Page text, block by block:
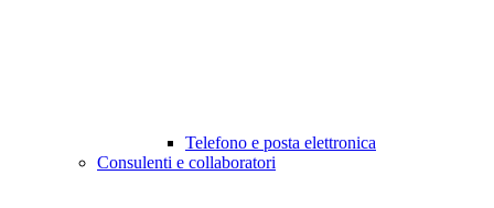
Telefono e posta elettronica
Consulenti e collaboratori